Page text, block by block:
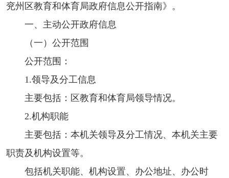
兖州区教育和体育局政府信息公开指南》。
一、主动公开政府信息
（一）公开范围
公开范围：
1.领导及分工信息
主要包括：区教育和体育局领导情况。
2.机构职能
主要包括：本机关领导及分工情况、本机关主要
职责及机构设置等。
包括机关职能、机构设置、办公地址、办公时